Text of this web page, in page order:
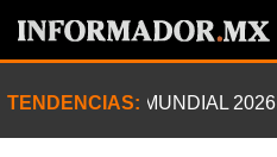
TENDENCIAS: MUNDIAL 2026